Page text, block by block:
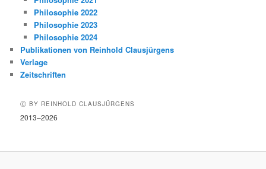
Philosophie 2022
Philosophie 2023
Philosophie 2024
Publikationen von Reinhold Clausjürgens
Verlage
Zeitschriften
Ⓒ BY REINHOLD CLAUSJÜRGENS
2013–2026